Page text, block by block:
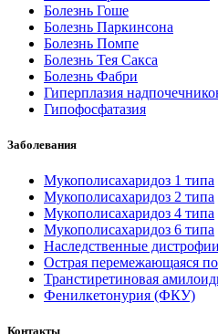
Болезнь Гоше
Болезнь Паркинсона
Болезнь Помпе
Болезнь Тея Сакса
Болезнь Фабри
Гиперплазия
Гипофосфатазия
Заболевания
Мукополисахаридоз 1 типа
Мукополисахаридоз 2 типа
Мукополисахаридоз 4 типа
Мукополисахаридоз 6 типа
Наследственные
Острая перемежающаяся
Транстиретиновая
Фенилкетонурия (ФКУ)
Контакты